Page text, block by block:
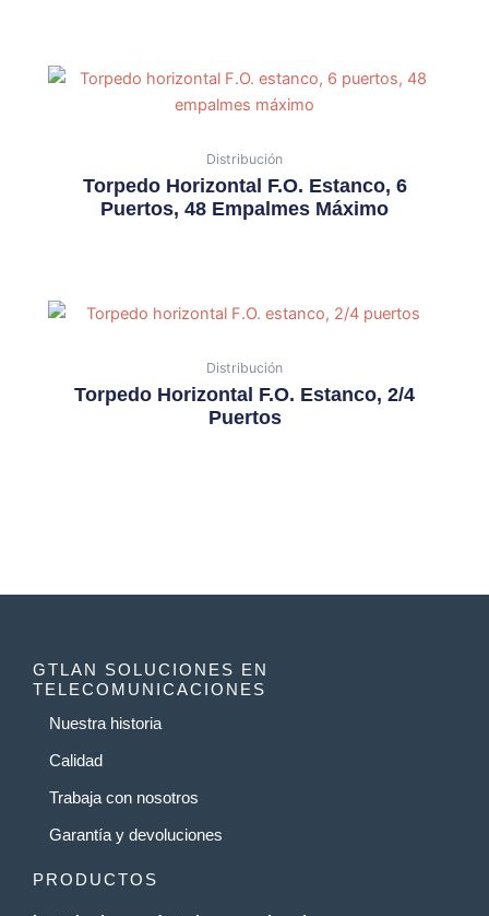
Distribución
Torpedo Horizontal F.O. Estanco, 6
Puertos, 48 Empalmes Máximo
Distribución
Torpedo Horizontal F.O. Estanco, 2/4
Puertos
GTLAN SOLUCIONES EN
TELECOMUNICACIONES
Nuestra historia
Calidad
Trabaja con nosotros
Garantía y devoluciones
PRODUCTOS